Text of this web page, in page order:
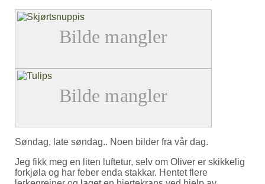
Søndag, late søndag.. Noen bilder fra vår dag.
Jeg fikk meg en liten luftetur, selv om Oliver er skikkelig
forkjøla og har feber enda stakkar. Hentet flere